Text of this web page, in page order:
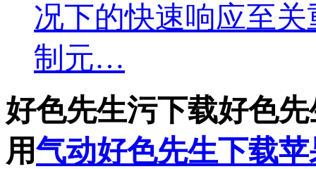
况下的快速响应至关重
制元…
好色先生污下载好色
用气动好色先生下载